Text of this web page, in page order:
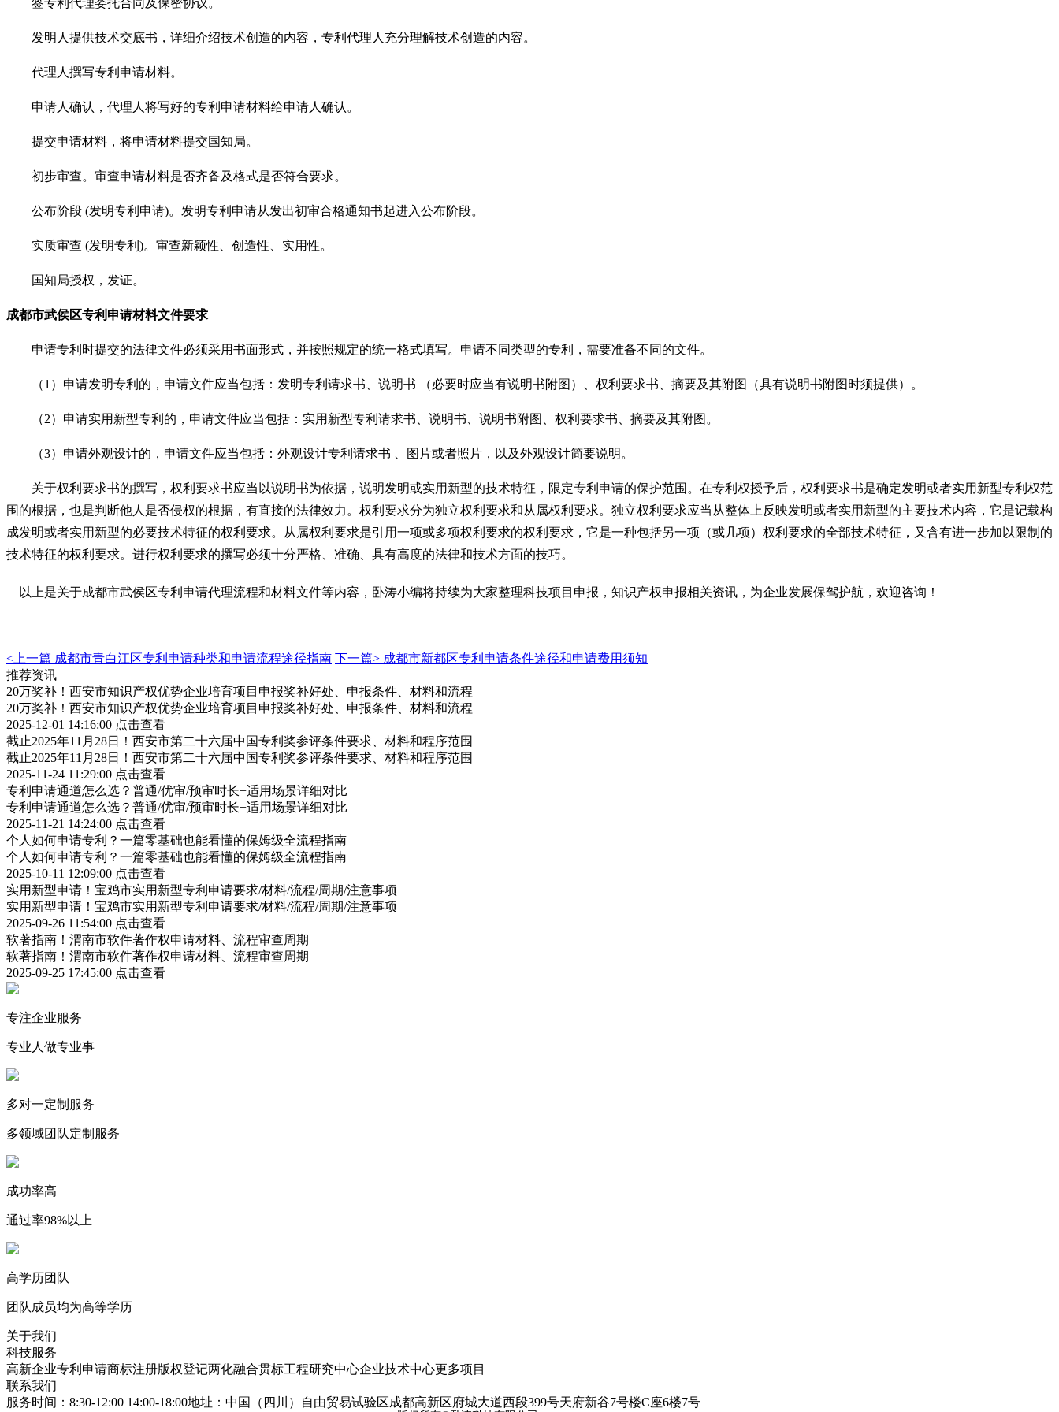
发明人提供技术交底书，详细介绍技术创造的内容，专利代理人充分理解技术创造的内容。
代理人撰写专利申请材料。
申请人确认，代理人将写好的专利申请材料给申请人确认。
提交申请材料，将申请材料提交国知局。
初步审查。审查申请材料是否齐备及格式是否符合要求。
公布阶段 (发明专利申请)。发明专利申请从发出初审合格通知书起进入公布阶段。
实质审查 (发明专利)。审查新颖性、创造性、实用性。
国知局授权，发证。
成都市武侯区专利 申请材料文件要求
申请专利时提交的法律文件必须采用书面形式，并按照规定的统一格式填写。申请不同类型的专利，需要准备不同的文件。
（1）申请发明专利的，申请文件应当包括：发明专利请求书、说明书 （必要时应当有说明书附图）、权利要求书、摘要及其附图（具有说明书附图时须提供）。
（2）申请实用新型专利的，申请文件应当包括：实用新型专利请求书、说明书、说明书附图、权利要求书、摘要及其附图。
（3）申请外观设计的，申请文件应当包括：外观设计专利请求书 、图片或者照片，以及外观设计简要说明。
关于权利要求书的撰写，权利要求书应当以说明书为依据，说明发明或实用新型的技术特征，限定专利申请的保护范围。在专利权授予后，权利要求书是确定发明或者实用新型专利权范
围的根据，也是判断他人是否侵权的根据，有直接的法律效力。权利要求分为独立权利要求和从属权利要求。独立权利要求应当从整体上反映发明或者实用新型的主要技术内容，它是记载构
成发明或者实用新型的必要技术特征的权利要求。从属权利要求是引用一项或多项权利要求的权利要求，它是一种包括另一项（或几项）权利要求的全部技术特征，又含有进一步加以限制的
技术特征的权利要求。进行权利要求的撰写必须十分严格、准确、具有高度的法律和技术方面的技巧。
以上是关于成都市武侯区专利申请代理流程和材料文件等内容，卧涛小编将持续为大家整理科技项目申报，知识产权申报相关资讯，为企业发展保驾护航，欢迎咨询 ！
<上一篇 成都市青白江区专利申请种类和申请流程途径指南 下一篇> 成都市新都区专利申请条件途径和申请费用须知
推荐资讯
20万奖补！西安市知识产权优势企业培育项目申报奖补好处、申报条件、材料和流程
20万奖补！西安市知识产权优势企业培育项目申报奖补好处、申报条件、材料和流程
2025-12-01 14:16:00 点击查看
截止2025年11月28日！西安市第二十六届中国专利奖参评条件要求、材料和程序范围
截止2025年11月28日！西安市第二十六届中国专利奖参评条件要求、材料和程序范围
2025-11-24 11:29:00 点击查看
专利申请通道怎么选？普通/优审/预审时长+适用场景详细对比
专利申请通道怎么选？普通/优审/预审时长+适用场景详细对比
2025-11-21 14:24:00 点击查看
个人如何申请专利？一篇零基础也能看懂的保姆级全流程指南
个人如何申请专利？一篇零基础也能看懂的保姆级全流程指南
2025-10-11 12:09:00 点击查看
实用新型申请！宝鸡市实用新型专利申请要求/材料/流程/周期/注意事项
实用新型申请！宝鸡市实用新型专利申请要求/材料/流程/周期/注意事项
2025-09-26 11:54:00 点击查看
软著指南！渭南市软件著作权申请材料、流程审查周期
软著指南！渭南市软件著作权申请材料、流程审查周期
2025-09-25 17:45:00 点击查看
专注企业服务
专业人做专业事
多对一定制服务
多领域团队定制服务
成功率高
通过率98%以上
高学历团队
团队成员均为高等学历
关于我们
科技服务
高新企业专利申请商标注册版权登记两化融合贯标工程研究中心企业技术中心更多项目
联系我们
服务时间：8:30-12:00 14:00-18:00地址：中国（四川）自由贸易试验区成都高新区府城大道西段399号天府新谷7号楼C座6楼7号